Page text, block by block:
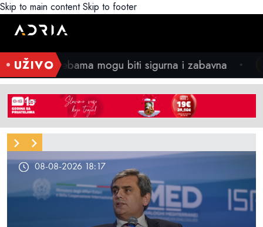
Skip to main content Skip to footer
UŽIVO
i zabavna ● ZABAVA Brena i Boba odlučili
08-08-2026 18:17